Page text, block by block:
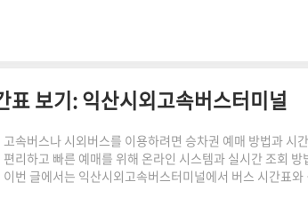
될 수 있습니다. 저도 매년 선물1. DMZ드림푸드 콩초콜릿
파주의 특산물인 장단콩으로 만..
표 보기: 익산시외고속버스터미널
속버스나 시외버스를 이용하려면 승차권 예매 방법과 시
리하고 빠른 예매를 위해 온라인 시스템과 실시간 조회 방
번 글에서는 익산시외고속버스터미널에서 버스 시간표와
께 안내해 드립니다. 🔽지금 고속버스, 시외버스 예매, 시간